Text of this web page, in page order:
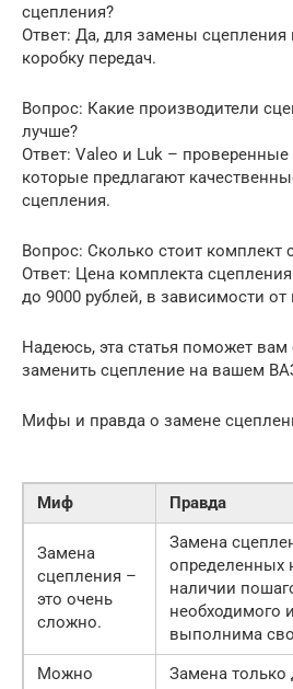
сцепления?
Ответ: Да, для замены сцепления
коробку передач.
Вопрос: Какие производители
лучше?
Ответ: Valeo и Luk – проверенные
которые предлагают
сцепления.
Вопрос: Сколько стоит комплект
Ответ: Цена комплекта сцепления
до 9000 рублей, в зависимости от
Надеюсь, эта статья поможет вам
заменить сцепление на вашем
Мифы и правда о замене
Миф Правда
Замена
сцепления –
это очень
сложно.
Замена
определенных
наличии
необходимого
выполнима
Можно
Замена только